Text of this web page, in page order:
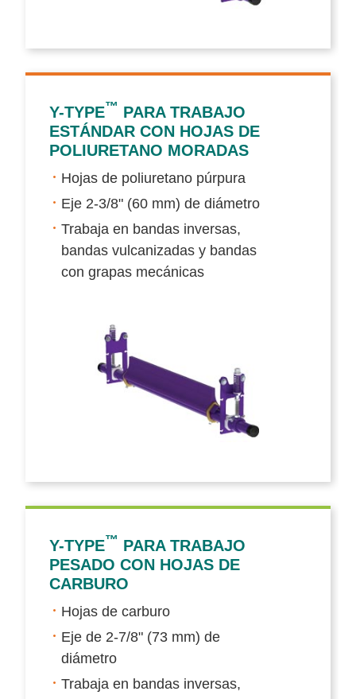
Y-TYPE™ PARA TRABAJO
ESTÁNDAR CON HOJAS DE
POLIURETANO MORADAS
Hojas de poliuretano púrpura
Eje 2-3/8" (60 mm) de diámetro
Trabaja en bandas inversas,
bandas vulcanizadas y bandas
con grapas mecánicas
Y-TYPE™ PARA TRABAJO
PESADO CON HOJAS DE
CARBURO
Hojas de carburo
Eje de 2-7/8" (73 mm) de
diámetro
Trabaja en bandas inversas,